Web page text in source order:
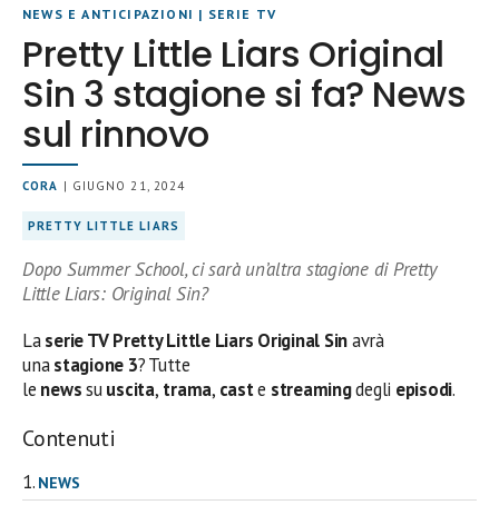
NEWS E ANTICIPAZIONI | SERIE TV
Pretty Little Liars Original
Sin 3 stagione si fa? News
sul rinnovo
CORA | GIUGNO 21, 2024
PRETTY LITTLE LIARS
Dopo Summer School, ci sarà un’altra stagione di Pretty
Little Liars: Original Sin?
Laserie TV Pretty Little Liars Original Sinavrà
unastagione 3? Tutte
le newssuuscita, trama, caste streamingdegli episodi.
Contenuti
NEWS